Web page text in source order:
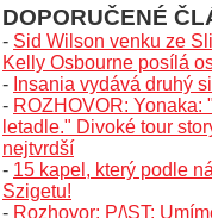
DOPORUČENÉ
- Sid Wilson venku ze
Kelly Osbourne posílá
- Insania vydává druhý
- ROZHOVOR: Yonaka:
letadle." Divoké tour
nejtvrdší
- 15 kapel, který podle
Szigetu!
- Rozhovor: P/\ST: